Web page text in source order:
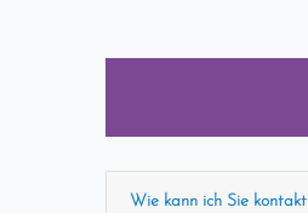
Wie kann ich Sie